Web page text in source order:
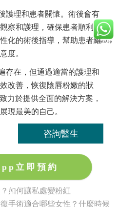
護理和患者關懷。術後會有
察和護理，確保患者順利康
化的術後指導，幫助患者維
度。
存在，但通過適當的護理和
改善，恢復陰唇粉嫩的狀
力於提供全面的解決方案，
現最美的自己。
咨詢醫生
立即預約
如何讓私處變粉紅
手術適合哪些女性？什麼時候